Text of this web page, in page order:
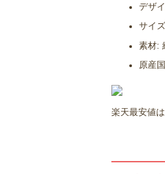
デザ
サイ
素材:
原産
楽天最安値は